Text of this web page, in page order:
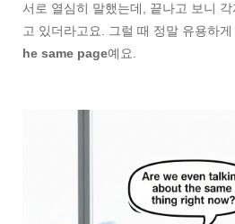
서로 열심히 말했는데, 끝나고 보니
고 있더라고요. 그럴 때 정말 유용하
he same page예요.